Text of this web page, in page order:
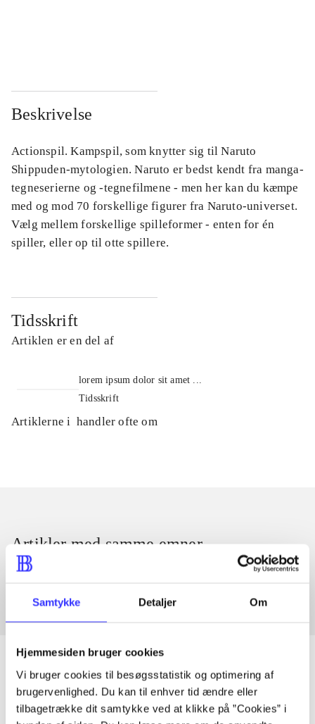
Samtykke Detaljer Om
Hjemmesiden bruger cookies
Vi bruger cookies til besøgsstatistik og optimering af
brugervenlighed. Du kan til enhver tid ændre eller
tilbagetrække dit samtykke ved at klikke på ”Cookies” i
Beskrivelse
Actionspil. Kampspil, som knytter sig til Naruto
Shippuden-mytologien. Naruto er bedst kendt fra manga-
tegneserierne og -tegnefilmene - men her kan du kæmpe
med og mod 70 forskellige figurer fra Naruto-universet.
Vælg mellem forskellige spilleformer - enten for én
spiller, eller op til otte spillere.
Tidsskrift
Artiklen er en del af
lorem ipsum dolor sit amet ...
Tidsskrift
Artiklerne i handler ofte om
Artikler med samme emner
Fra
Artikler